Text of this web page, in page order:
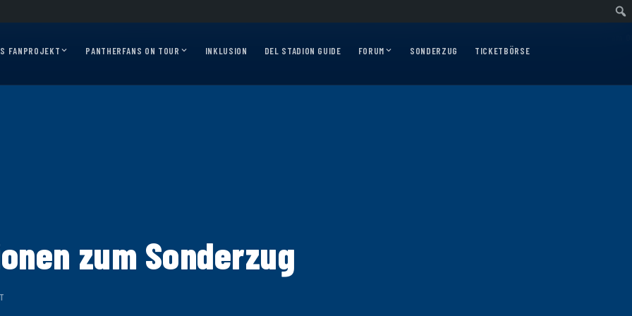
FANPROJEKT PANTHERFANS ON TOUR INKLUSION DEL STADION GUIDE FORUM SONDERZUG TICKETBÖRSE
27?
zum Sonderzug